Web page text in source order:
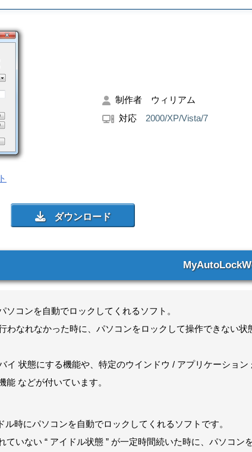
制作者 ウィリアム
対応 2000/XP/Vista/7
コンを自動でロックしてくれるソフト。
わなれなかった時に、パソコンをロックして操作できない状
イ 状態にする機能や、特定のウインドウ / アプリケーション
などが付いています。
ル時にパソコンを自動でロックしてくれるソフトです。
いない “ アイドル状態 ” が一定時間続いた時に、パソコン